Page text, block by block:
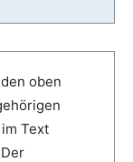
oben
Text